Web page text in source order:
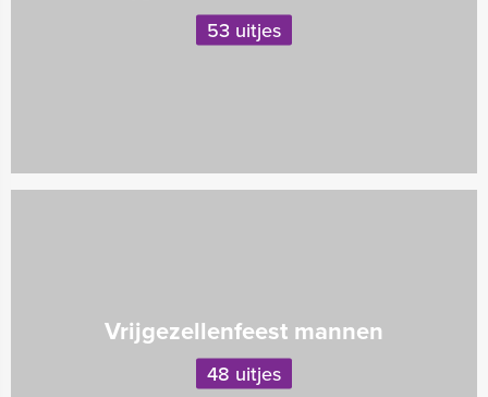
53 uitjes
Vrijgezellenfeest mannen
48 uitjes